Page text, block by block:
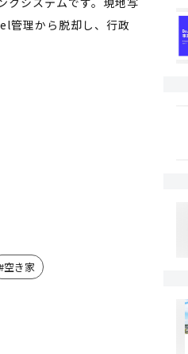
管理から脱却し、行政
空き家